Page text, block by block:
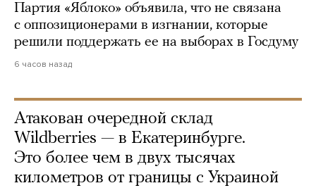
Партия «Яблоко» объявила, что не связана
с оппозиционерами в изгнании, которые
решили поддержать ее на выборах в Госдуму
6 часов назад
Атакован очередной склад
Wildberries — в Екатеринбурге.
Это более чем в двух тысячах
километров от границы с Украиной